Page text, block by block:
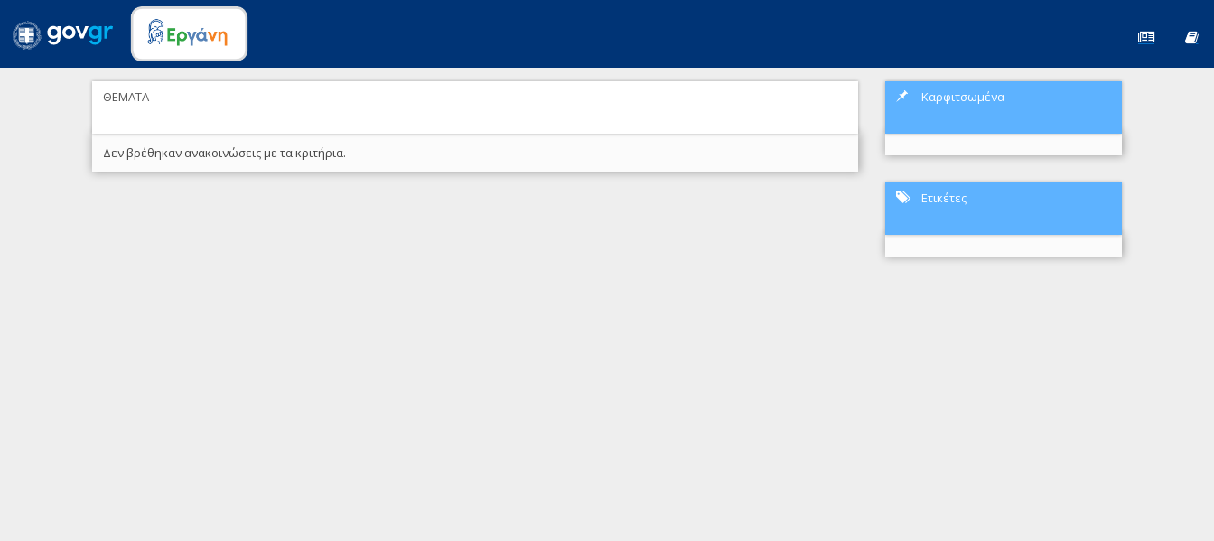
ΘΕΜΑΤΑ
Δεν βρέθηκαν ανακοινώσεις με τα κριτήρια.
Καρφιτσωμένα
Ετικέτες